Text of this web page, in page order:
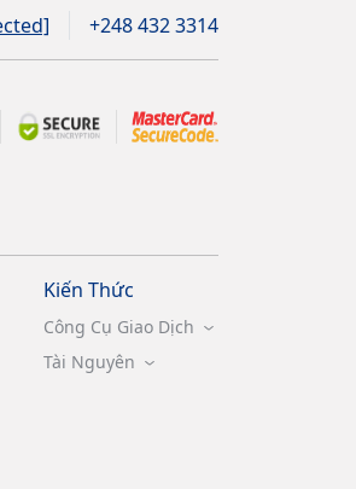
+248 432 3314
Kiến Thức
Công Cụ Giao Dịch
Tài Nguyên